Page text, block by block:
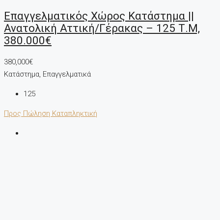
Επαγγελματικός Χώρος Κατάστημα ||
Ανατολική Αττική/Γέρακας – 125 Τ.μ,
380.000€
380,000€
Κατάστημα, Επαγγελματικά
125
Προς Πώληση Καταπληκτική